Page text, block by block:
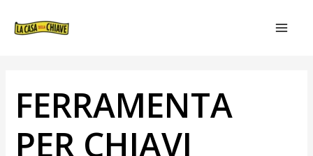
FERRAMENTA
PER CHIAVI
ARTICOLI